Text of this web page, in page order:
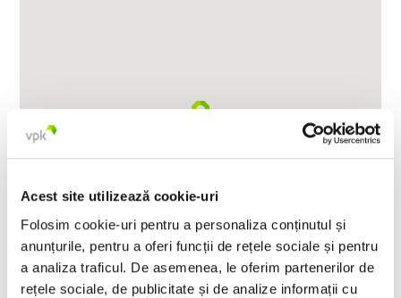
Acest site utilizează cookie-uri
Folosim cookie-uri pentru a personaliza conținutul și
anunțurile, pentru a oferi funcții de rețele sociale și pentru
a analiza traficul. De asemenea, le oferim partenerilor de
rețele sociale, de publicitate și de analize informații cu